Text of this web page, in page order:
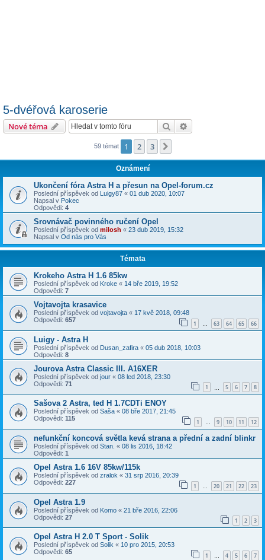
5-dvéřová karoserie
Nové téma Hledat
59 témat 1 2 3
Oznámení
Ukončení fóra Astra H a přesun na Opel-forum.cz
Poslední příspěvek od Luigy87 « 01 dub 2020, 10:07
Napsal v Pokec
Odpovědi: 4
Srovnávač povinného ručení Opel
Poslední příspěvek od milosh « 23 dub 2019, 15:32
Napsal v Od nás pro Vás
Témata
Krokeho Astra H 1.6 85kw
Poslední příspěvek od Kroke « 14 bře 2019, 19:52
Odpovědi: 7
Vojtavojta krasavice
Poslední příspěvek od vojtavojta « 17 kvě 2018, 09:48
Odpovědi: 657 1 … 63 64 65 66
Luigy - Astra H
Poslední příspěvek od Dusan_zafira « 05 dub 2018, 10:03
Odpovědi: 8
Jourova Astra Classic III. A16XER
Poslední příspěvek od jour « 08 led 2018, 23:30
Odpovědi: 71 1 5 6 7 8
Sašova 2 Astra, ted H 1.7CDTi ENOY
Poslední příspěvek od Saša « 08 bře 2017, 21:45
Odpovědi: 115 1 … 9 10 11 12
nefunkční koncová světla kevá strana a přední a zadní blinkr
Poslední příspěvek od Stan. « 08 lis 2016, 18:42
Odpovědi: 1
Opel Astra 1.6 16V 85kw/115k
Poslední příspěvek od zralok « 31 srp 2016, 20:39
Odpovědi: 227 1 … 20 21 22 23
Opel Astra 1.9
Poslední příspěvek od Komo « 21 bře 2016, 22:06
Odpovědi: 27 1 2 3
Opel Astra H 2.0 T Sport - Solik
Poslední příspěvek od Solik « 10 pro 2015, 20:53
Odpovědi: 65 1 … 4 5 6 7